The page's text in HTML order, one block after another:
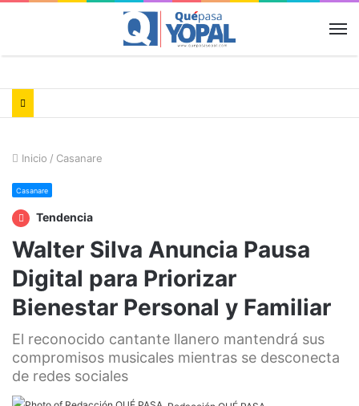
Inicio / Casanare
Casanare
Tendencia
Walter Silva Anuncia Pausa
Digital para Priorizar
Bienestar Personal y Familiar
El reconocido cantante llanero mantendrá sus
compromisos musicales mientras se desconecta
de redes sociales